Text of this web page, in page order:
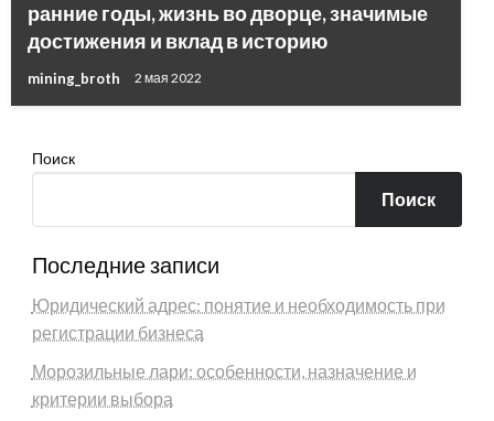
ранние годы, жизнь во дворце, значимые
достижения и вклад в историю
mining_broth 2 мая 2022
Поиск
Поиск
Последние записи
Юридический адрес: понятие и необходимость при
регистрации бизнеса
Морозильные лари: особенности, назначение и
критерии выбора